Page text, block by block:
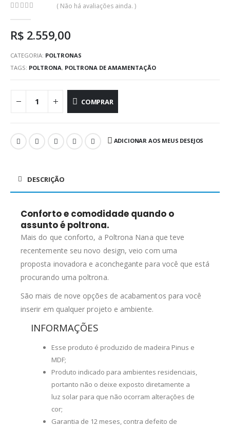
( Não há avaliações ainda. )
R$ 2.559,00
CATEGORIA: POLTRONAS
TAGS: POLTRONA, POLTRONA DE AMAMENTAÇÃO
COMPRAR
ADICIONAR AOS MEUS DESEJOS
DESCRIÇÃO
Conforto e comodidade quando o
assunto é poltrona.
Mais do que conforto, a Poltrona Nana que teve
recentemente seu novo design, veio com uma
proposta inovadora e aconchegante para você que está
procurando uma poltrona.
São mais de nove opções de acabamentos para você
inserir em qualquer projeto e ambiente.
INFORMAÇÕES
Esse produto é produzido de madeira Pinus e
MDF;
Produto indicado para ambientes residenciais,
portanto não o deixe exposto diretamente a
luz solar para que não ocorram alterações de
cor;
Garantia de 12 meses, contra defeito de